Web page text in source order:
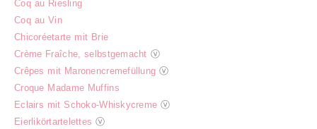
Coq au Riesling
Coq au Vin
Chicoréetarte mit Brie
Crème Fraîche, selbstgemacht ⓥ
Crêpes mit Maronencremefüllung ⓥ
Croque Madame Muffins
Eclairs mit Schoko-Whiskycreme ⓥ
Eierlikörtartelettes ⓥ